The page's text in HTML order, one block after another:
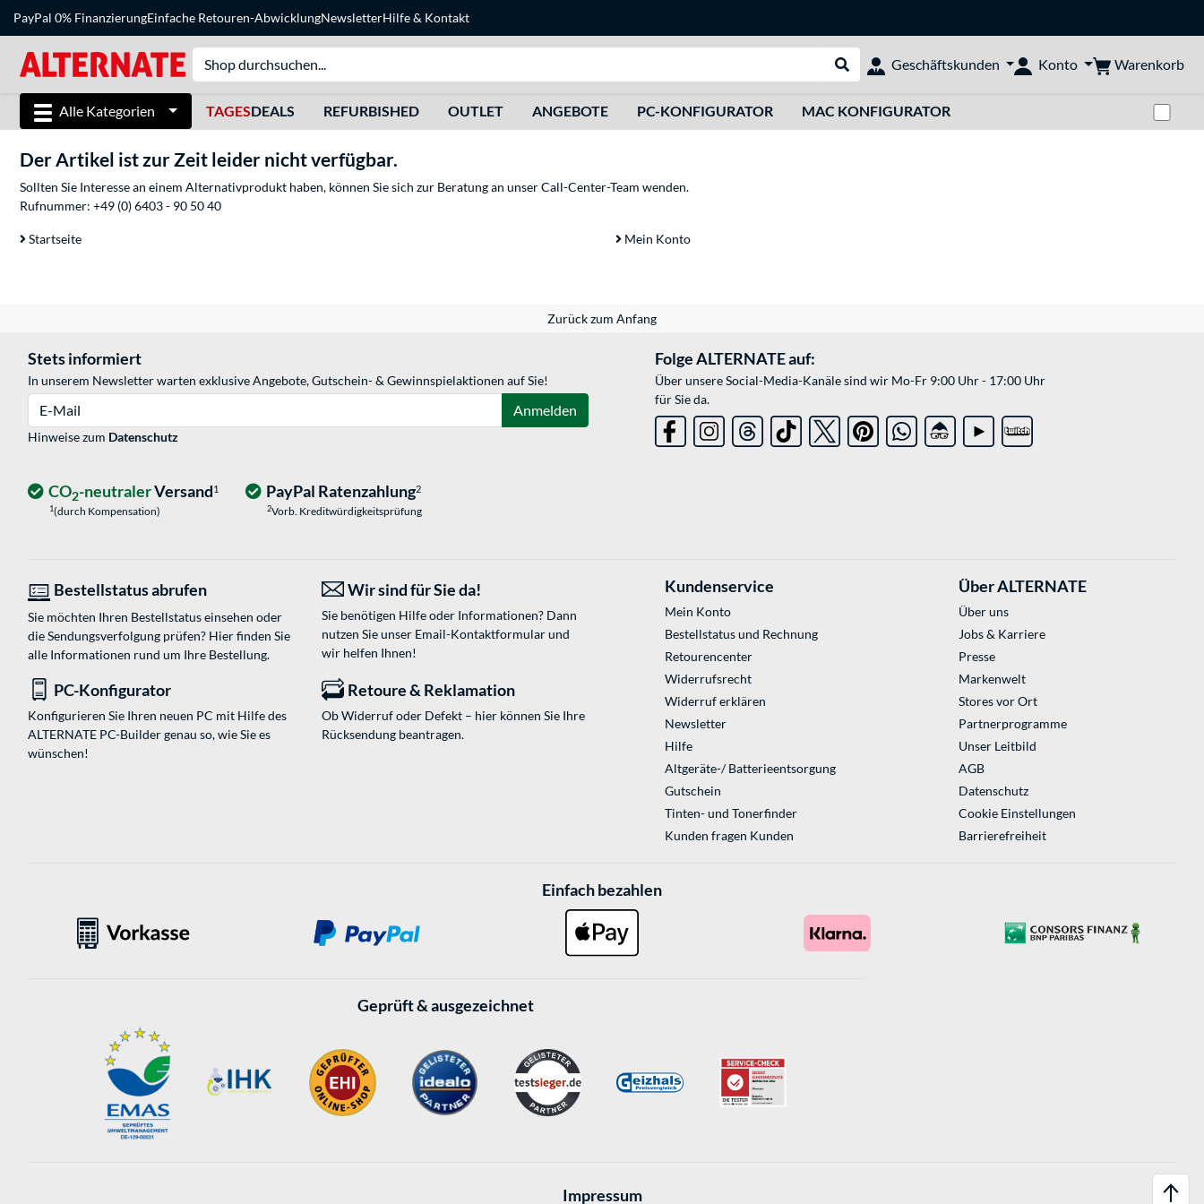
PayPal 0% FinanzierungEinfache Retouren-AbwicklungNewsletterHilfe& Kontakt
Suche durchführen
Geschäftskunden Konto Warenkorb
Alle Kategorien TAGESDEALS REFURBISHED OUTLET ANGEBOTE PC-KONFIGURATOR MAC KONFIGURATOR
Der Artikel ist zur Zeit leider nicht verfügbar.
Sollten Sie Interesse an einem Alternativprodukt haben, können Sie sich zur Beratung an unser Call-Center-Team wenden.
Rufnummer: +49 (0) 6403 - 90 50 40
Startseite Mein Konto
Zurück zum Anfang
Stets informiert
In unserem Newsletter warten exklusive Angebote, Gutschein- & Gewinnspielaktionen auf Sie!
Anmelden
Hinweise zum Datenschutz
Folge ALTERNATE auf:
Über unsere Social-Media-Kanäle sind wir Mo-Fr 9:00 Uhr - 17:00 Uhr
für Sie da.
CO2-neutralerVersand1
1(durch Kompensation)
PayPal Ratenzahlung2
2Vorb. Kreditwürdigkeitsprüfung
Bestellstatus abrufen
Sie möchten Ihren Bestellstatus einsehen oder
die Sendungsverfolgung prüfen? Hier finden Sie
alle Informationen rund um Ihre Bestellung.
Wir sind für Sie da!
Sie benötigen Hilfe oder Informationen? Dann
nutzen Sie unser Email-Kontaktformularund
wir helfen Ihnen!
PC-Konfigurator
Konfigurieren Sie Ihren neuen PC mit Hilfe des
ALTERNATE PC-Builder genau so, wie Sie es
wünschen!
Retoure & Reklamation
Ob Widerruf oder Defekt – hier können Sie Ihre
Rücksendung beantragen.
Kundenservice
Mein Konto
Bestellstatus und Rechnung
Retourencenter
Widerrufsrecht
Widerruf erklären
Newsletter
Hilfe
Altgeräte-/ Batterieentsorgung
Gutschein
Tinten- und Tonerfinder
Kunden fragen Kunden
Über ALTERNATE
Über uns
Jobs & Karriere
Presse
Markenwelt
Stores vor Ort
Partnerprogramme
Unser Leitbild
AGB
Datenschutz
Cookie Einstellungen
Barrierefreiheit
Einfach bezahlen
Geprüft & ausgezeichnet
Impressum